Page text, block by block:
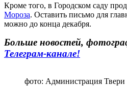
Кроме того, в Городском саду
Мороза. Оставить письмо для
можно до конца декабря.
Больше новостей,
Телеграм-канале!
фото: Администрация Твери